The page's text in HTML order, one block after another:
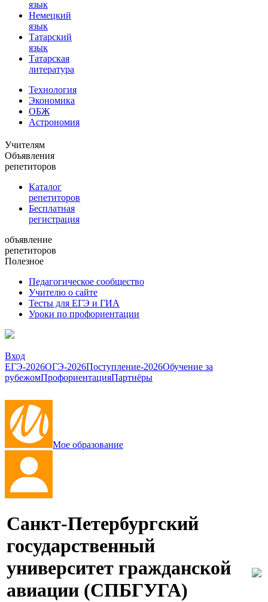
язык
Немецкий
язык
Татарский
язык
Татарская
литература
Технология
Экономика
ОБЖ
Астрономия
Учителям
Объявления
репетиторов
Каталог
репетиторов
Бесплатная
регистрация
объявление
репетиторов
Полезное
Педагогическое сообщество
Учителю о сайте
Тесты для ЕГЭ и ГИА
Уроки по профориентации
Вход
ЕГЭ-2026ОГЭ-2026Поступление-2026Обучение за
рубежомПрофориентацияПартнёры
Мое образование
Санкт-Петербургский
государственный
университет гражданской
авиации (СПБГУГА)